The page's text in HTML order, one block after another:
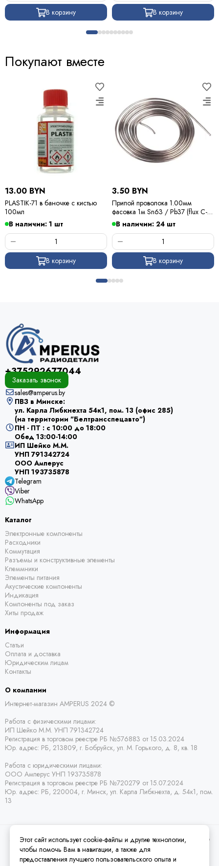
В корзину В корзину
Покупают вместе
13.00 BYN
PLASTIK-71 в баночке с кистью
100мл
В наличии: 1 шт
В корзину
3.50 BYN
Припой проволока 1.00мм
фасовка 1м Sn63 / Pb37 (flux C-6)
ПОС 63 / Kewei
В наличии: 24 шт
В корзину
+375292677044
Заказать звонок
sales@amperus.by
ПВЗ в Минске:
ул. Карла Либкнехта 54к1, пом. 13 (офис 285)
(на территории "Белтрансспецавто")
ПН - ПТ : с 10:00 до 18:00
Обед 13:00-14:00
ИП Шейко М.М.
УНП 791342724
ООО Амперус
УНП 193735878
Telegram
Viber
WhatsApp
Каталог
Электронные компоненты
Расходники
Коммутация
Разъемы и конструктивные элементы
Клеммники
Элементы питания
Акустические компоненты
Индикация
Компоненты под заказ
Хиты продаж
Информация
Статьи
Оплата и доставка
Юридическим лицам
Контакты
О компании
Интернет-магазин AMPERUS 2024 ©
Работа с физическими лицами:
ИП Шейко М.М. УНП 791342724
Регистрация в торговом реестре РБ №576883 от 15.03.2024
Юр. адрес: РБ, 213809, г. Бобруйск, ул. М. Горького, д. 8, кв. 18
Работа с юридическими лицами:
ООО Амперус УНП 193735878
Регистрация в торговом реестре РБ №720279 от 15.07.2024
Юр. адрес: РБ, 220004, г. Минск, ул. Карла Либкнехта, д. 54к1, пом.
13
2026 © Amperus Радиодетали Минск | купить в розницу, оптом и почтой по
Беларуси.Карта сайта
Этот сайт использует cookie-файлы и другие технологии,
чтобы помочь Вам в навигации, а также для
предоставления лучшего пользовательского опыта и